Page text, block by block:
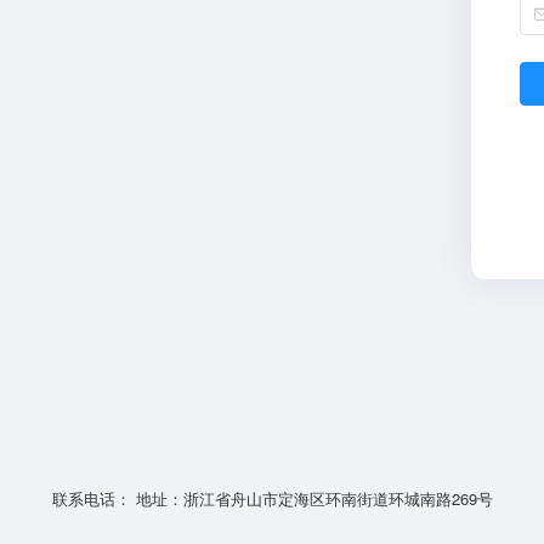
联系电话： 地址：浙江省舟山市定海区环南街道环城南路269号